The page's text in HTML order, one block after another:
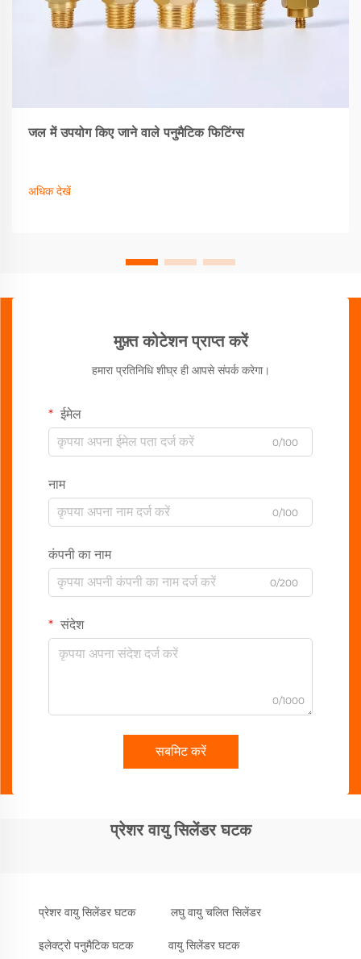
जल में उपयोग किए जाने वाले पनुमैटिक फिटिंग्स
अधिक देखें
मुफ़्त कोटेशन प्राप्त करें
हमारा प्रतिनिधि शीघ्र ही आपसे संपर्क करेगा।
ईमेल
0/100
नाम
0/100
कंपनी का नाम
0/200
संदेश
0/1000
सबमिट करें
प्रेशर वायु सिलेंडर घटक
प्रेशर वायु सिलेंडर घटक लघु वायु चलित सिलेंडर
इलेक्ट्रो पनुमैटिक घटक वायु सिलेंडर घटक